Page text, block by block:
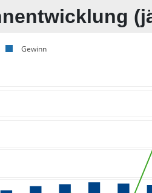
Gewinn